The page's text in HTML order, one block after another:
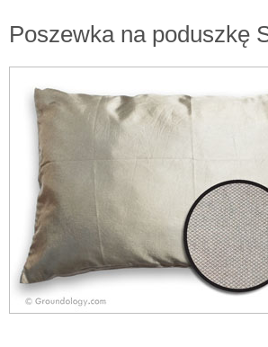
Poszewka na poduszkę